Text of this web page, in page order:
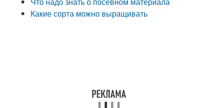
Какие сорта можно выращивать